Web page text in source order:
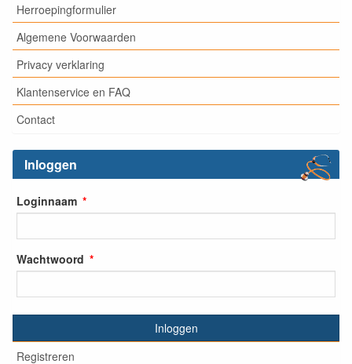
Herroepingformulier
Algemene Voorwaarden
Privacy verklaring
Klantenservice en FAQ
Contact
Inloggen
Loginnaam
Wachtwoord
Inloggen
Registreren